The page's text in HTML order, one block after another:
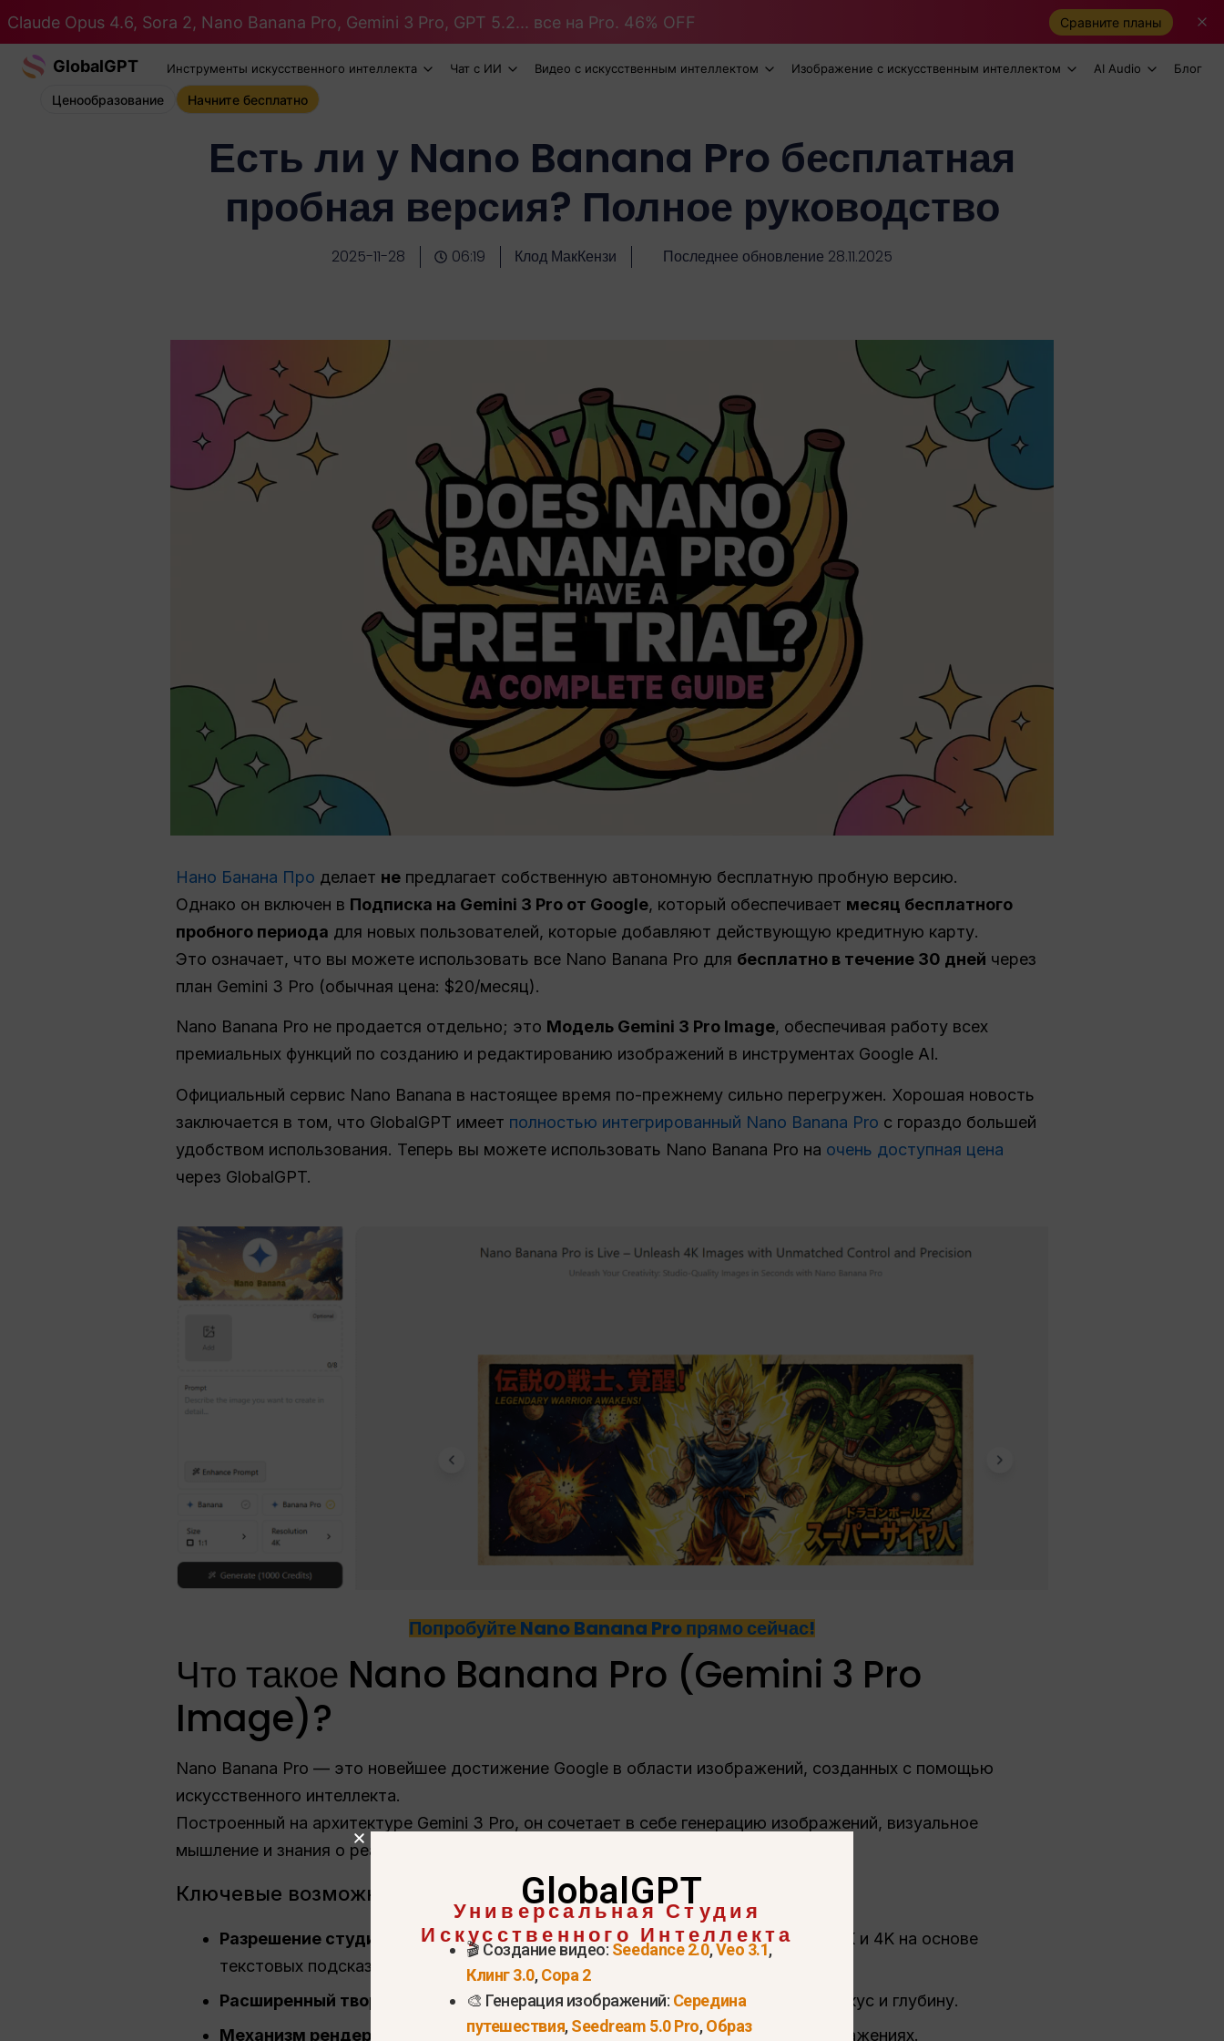
Claude Opus 4.6, Sora 2, Nano Banana Pro, Gemini 3 Pro, GPT 5.2... все на Pro. 46% OFF Сравните планы
GlobalGPT Инструменты искусственного интеллекта Чат с ИИ Видео с искусственным интеллектом Изображение с искусственным интеллектом AI Audio Блог
Ценообразование Начните бесплатно
Есть ли у Nano Banana Pro бесплатная
пробная версия? Полное руководство
2025-11-28 06:19 Клод МакКензи Последнее обновление 28.11.2025
Нано Банана Про делает не предлагает собственную автономную бесплатную пробную версию.
Однако он включен в Подписка на Gemini 3 Pro от Google, который обеспечивает месяц бесплатного
пробного периода для новых пользователей, которые добавляют действующую кредитную карту.
Это означает, что вы можете использовать все Nano Banana Pro для бесплатно в течение 30 дней через
план Gemini 3 Pro (обычная цена: $20/месяц).
Nano Banana Pro не продается отдельно; это Модель Gemini 3 Pro Image, обеспечивая работу всех
премиальных функций по созданию и редактированию изображений в инструментах Google AI.
Официальный сервис Nano Banana в настоящее время по-прежнему сильно перегружен. Хорошая новость
заключается в том, что GlobalGPT имеет полностью интегрированный Nano Banana Pro с гораздо большей
удобством использования. Теперь вы можете использовать Nano Banana Pro на очень доступная цена
через GlobalGPT.
Попробуйте Nano Banana Pro прямо сейчас!
Что такое Nano Banana Pro (Gemini 3 Pro
Image)?
Nano Banana Pro — это новейшее достижение Google в области изображений, созданных с помощью
искусственного интеллекта.
Построенный на архитектуре Gemini 3 Pro, он сочетает в себе генерацию изображений, визуальное
мышление и знания о реальном мире.
Ключевые возможности
Разрешение студийного качества: Создание изображений с разрешением 2K и 4K на основе
текстовых подсказок.
Расширенный творческий контроль: Настройте освещение, угол камеры, фокус и глубину.
Механизм рендеринга текста: Создает точный многоязычный текст в изображениях.
GlobalGPT
Универсальная Студия
Искусственного Интеллекта
🎬 Создание видео: Seedance 2.0,Veo 3.1,
Клинг 3.0,Сора 2
🎨 Генерация изображений: Середина
путешествия,Seedream 5.0 Pro,Образ